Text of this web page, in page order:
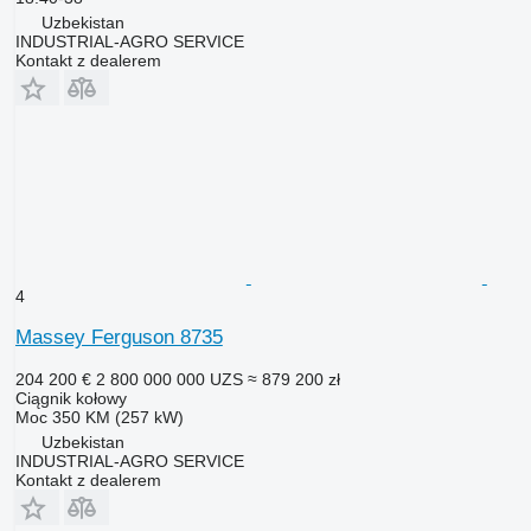
Uzbekistan
INDUSTRIAL-AGRO SERVICE
Kontakt z dealerem
4
Massey Ferguson 8735
204 200 € 2 800 000 000 UZS ≈ 879 200 zł
Ciągnik kołowy
Moc 350 KM (257 kW)
Uzbekistan
INDUSTRIAL-AGRO SERVICE
Kontakt z dealerem